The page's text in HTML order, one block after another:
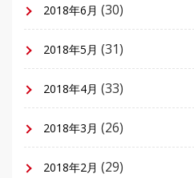
2018年6月 (30)
2018年5月 (31)
2018年4月 (33)
2018年3月 (26)
2018年2月 (29)